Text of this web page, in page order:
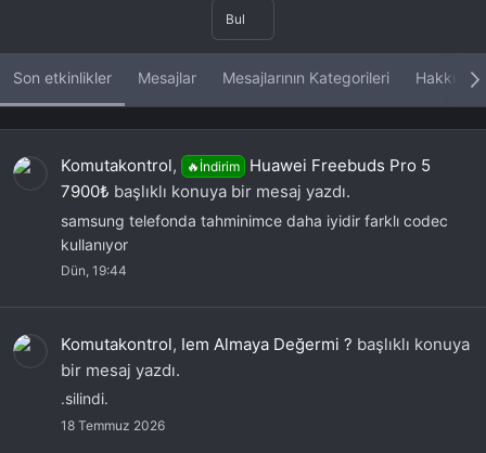
Bul
Son etkinlikler Mesajlar Mesajlarının Kategorileri Hakkında
Komutakontrol, 🔥İndirim
Huawei Freebuds Pro 5
7900₺ başlıklı konuya bir mesaj yazdı.
samsung telefonda tahminimce daha iyidir farklı codec
kullanıyor
Dün, 19:44
Komutakontrol, Iem Almaya Değermi ? başlıklı konuya
bir mesaj yazdı.
.silindi.
18 Temmuz 2026